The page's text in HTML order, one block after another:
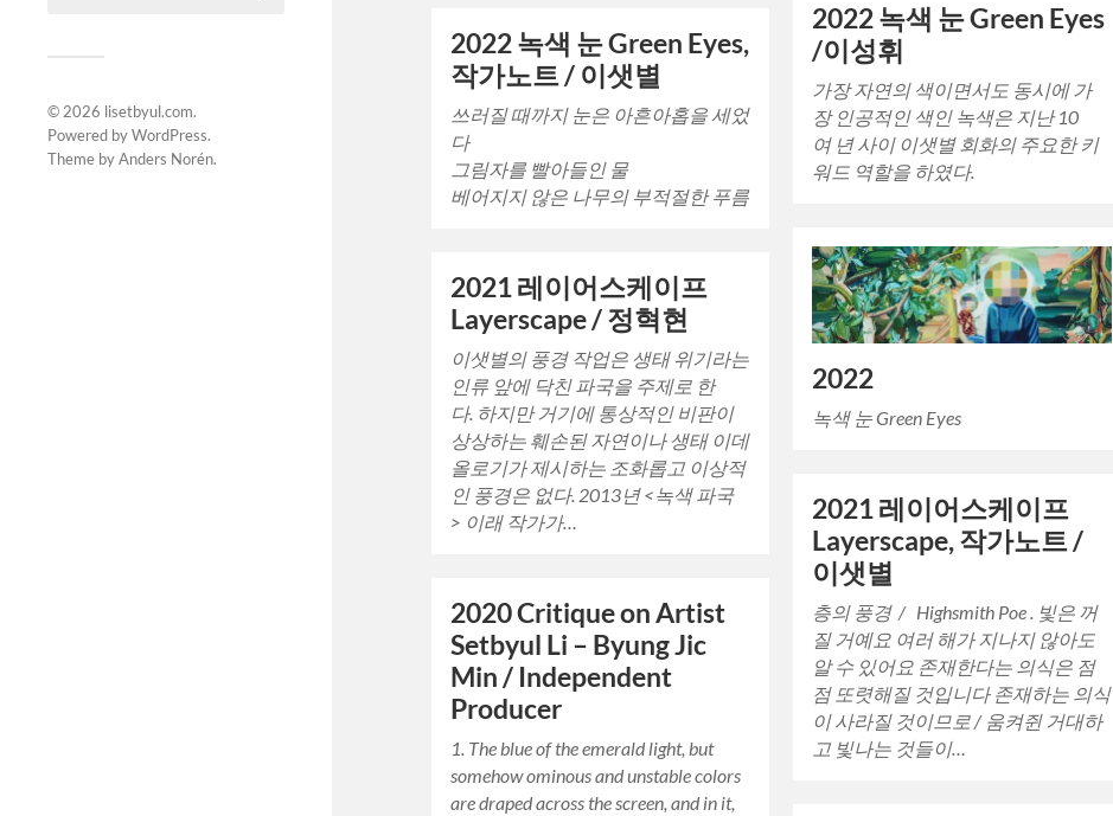
© 2026 lisetbyul.com.
Powered byWordPress.
Theme byAnders Norén.
2022 녹색 눈 Green Eyes
/이성휘
가장 자연의 색이면서도 동시에 가
장 인공적인 색인 녹색은 지난 10
여 년 사이 이샛별 회화의 주요한 키
워드 역할을 하였다.
2022 녹색 눈 Green Eyes,
작가노트 / 이샛별
쓰러질 때까지 눈은 아흔아홉을 세었
다
그림자를 빨아들인 물
베어지지 않은 나무의 부적절한 푸름
2022
녹색 눈 Green Eyes
2021 레이어스케이프
Layerscape / 정혁현
이샛별의 풍경 작업은 생태 위기라는
인류 앞에 닥친 파국을 주제로 한
다. 하지만 거기에 통상적인 비판이
상상하는 훼손된 자연이나 생태 이데
올로기가 제시하는 조화롭고 이상적
인 풍경은 없다. 2013년 <녹색 파국
> 이래 작가가…
2021 레이어스케이프
Layerscape, 작가노트 /
이샛별
층의 풍경 / Highsmith Poe . 빛은 꺼
질 거예요 여러 해가 지나지 않아도
알 수 있어요 존재한다는 의식은 점
점 또렷해질 것입니다 존재하는 의식
이 사라질 것이므로 / 움켜쥔 거대하
고 빛나는 것들이…
2020 Critique on Artist
Setbyul Li – Byung Jic
Min / Independent
Producer
1. The blue of the emerald light, but
somehow ominous and unstable colors
are draped across the screen, and in it,